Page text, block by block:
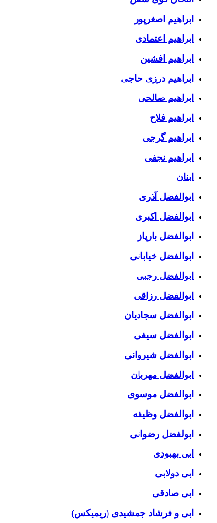
ابراهیم اصغرپور
ابراهیم اعتمادی
ابراهیم افشین
ابراهیم درزی حاجی
ابراهیم صالحی
ابراهیم فلاح
ابراهیم گرجی
ابراهیم نجفی
ابنان
ابوالفضل آذری
ابوالفضل اکبری
ابوالفضل بارپاز
ابوالفضل خیابانی
ابوالفضل رجبی
ابوالفضل رزاقی
ابوالفضل سجادیان
ابوالفضل سیفی
ابوالفضل شیروانی
ابوالفضل مهربان
ابوالفضل موسوی
ابوالفضل وظیفه
ابولفضل رضوانی
ابی بهبودی
ابی دولابی
ابی صادقی
ابی و فرشاد جمشیدی (ریمیکس)